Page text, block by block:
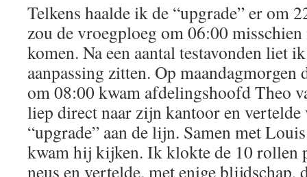
Telkens haalde ik de “upgrade” er om
zou de vroegploeg om 06:00 misschien
komen. Na een aantal testavonden liet
aanpassing zitten. Op maandagmorgen
om 08:00 kwam afdelingshoofd Theo
liep direct naar zijn kantoor en
“upgrade” aan de lijn. Samen met
kwam hij kijken. Ik klokte de 10 rollen
neus en vertelde, met enige blijdschap,